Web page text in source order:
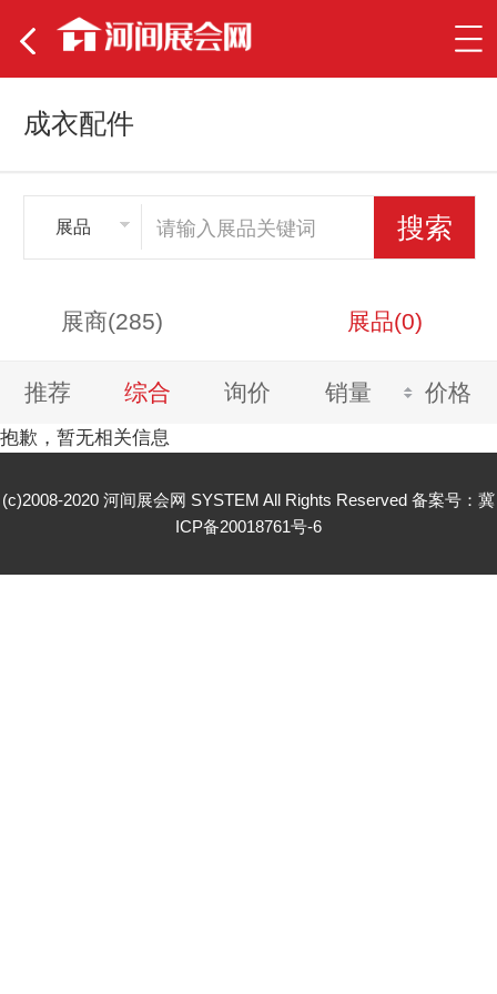
成衣配件
展品
展商(285) 展品(0)
推荐 综合 询价 销量 价格
抱歉，暂无相关信息
(c)2008-2020 河间展会网 SYSTEM All Rights Reserved 备案号： 冀
ICP备20018761号-6